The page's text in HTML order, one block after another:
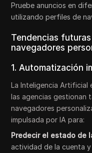
Pruebe anuncios en
utilizando perfiles de
Tendencias
navegadores
1. Automatización
La Inteligencia Artificial
las agencias gestionan
navegadores
impulsada por IA para:
Predecir el estado de
actividad de la cuenta